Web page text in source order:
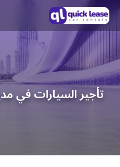
تأجير السيارات في